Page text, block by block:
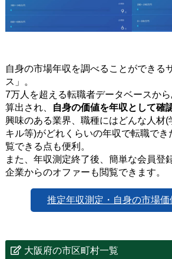
自身の市場年収を調べることができる
ス」。
7万人を超える転職者データベースか
算出され、
自身の価値を年収として確
興味のある業界、職種にはどんな人材(
キル等)がどれくらいの年収で転職でき
覧できる点も便利。
また、年収測定終了後、簡単な会員登
企業からのオファーも閲覧できます。
推定年収測定・自身の市場価
大阪府の市区町村一覧